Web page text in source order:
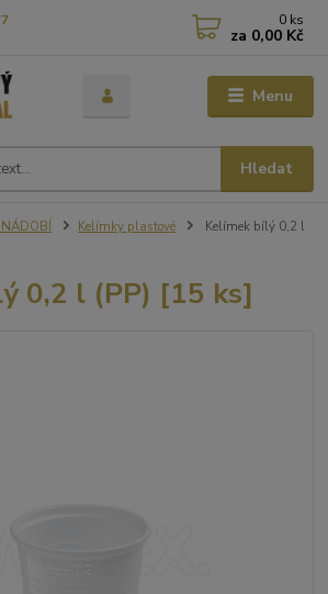
Menu
Hledat
0 ks
za 0,00 Kč
Kelímky plastové
Kelímek bílý 0,2 l
0,2 l (PP) [15 ks]